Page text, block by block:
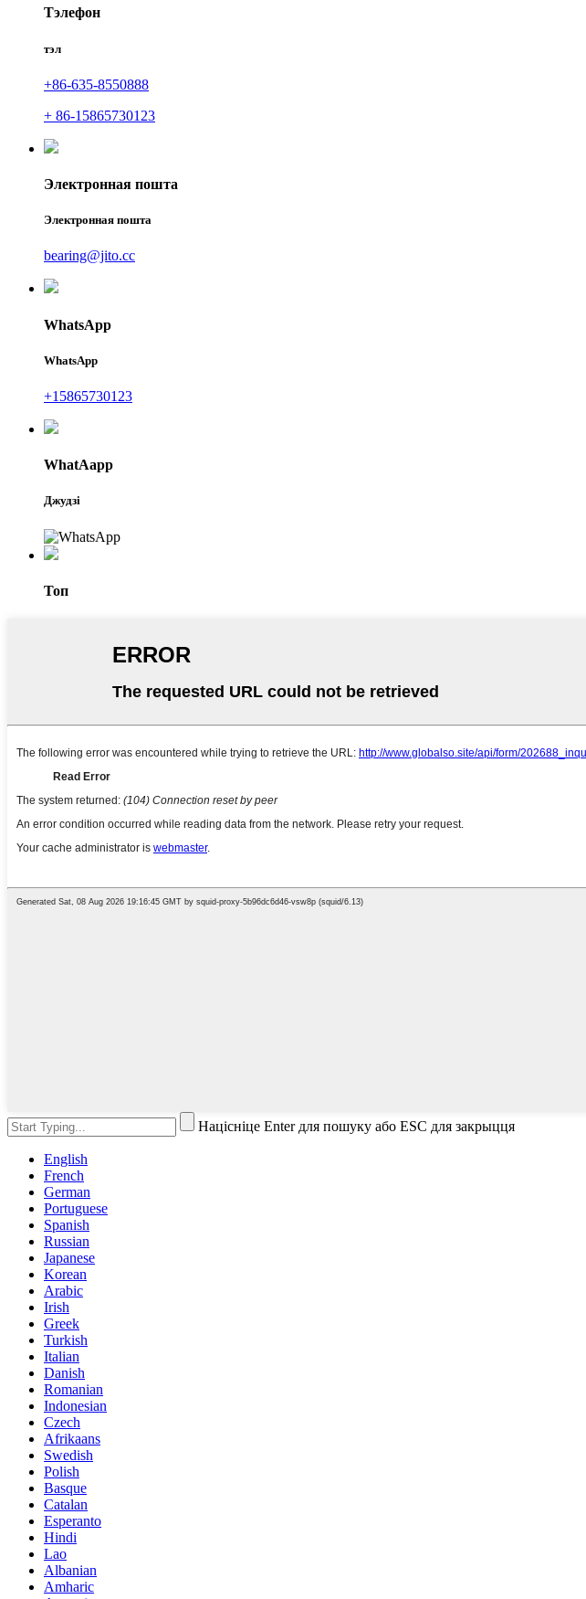
Тэлефон
тэл
+86-635-8550888
+ 86-15865730123
Электронная пошта
Электронная пошта
bearing@jito.cc
WhatsApp
WhatsApp
+15865730123
WhatAapp
Джудзі
Топ
Націсніце Enter для пошуку або ESC для закрыцця
English
French
German
Portuguese
Spanish
Russian
Japanese
Korean
Arabic
Irish
Greek
Turkish
Italian
Danish
Romanian
Indonesian
Czech
Afrikaans
Swedish
Polish
Basque
Catalan
Esperanto
Hindi
Lao
Albanian
Amharic